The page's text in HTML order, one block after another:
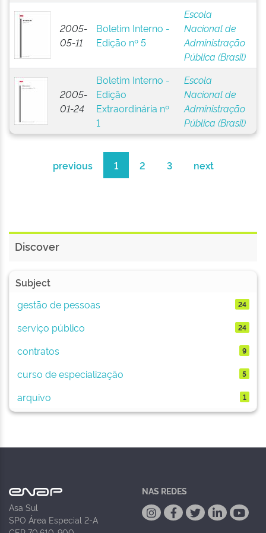
2005-
05-11
Boletim Interno -
Edição nº 5
Escola
Nacional de
Administração
Pública (Brasil)
2005-
01-24
Boletim Interno -
Edição
Extraordinária nº
1
Escola
Nacional de
Administração
Pública (Brasil)
previous 1 2 3 next
Discover
Subject
gestão de pessoas
24
serviço público 24
contratos 9
curso de especialização 5
arquivo 1
Asa Sul
SPO Área Especial 2-A
NAS REDES